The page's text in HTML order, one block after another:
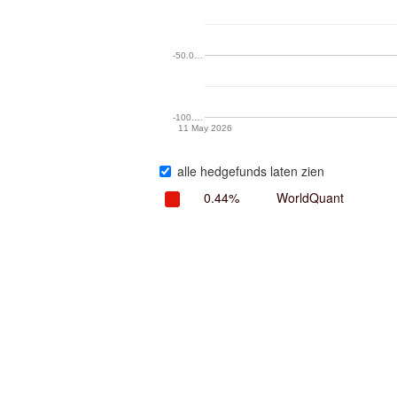
11 May 2026
-100.…
-50.0…
alle hedgefunds laten zien
0.44%
WorldQuant